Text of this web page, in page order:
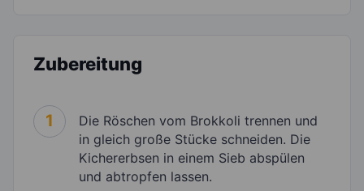
Zubereitung
1
Die Röschen vom Brokkoli trennen und
in gleich große Stücke schneiden. Die
Kichererbsen in einem Sieb abspülen
und abtropfen lassen.